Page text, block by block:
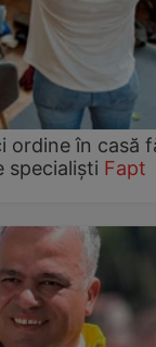
ordine în casă
specialiști Fapt